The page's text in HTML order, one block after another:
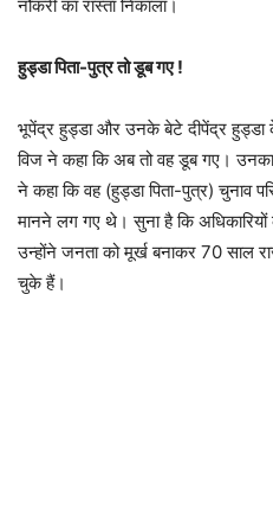
नौकरी का रास्ता निकाला।
हुड्डा पिता-पुत्र तो डूब गए !
भूपेंद्र हुड्डा और उनके बेटे दीपेंद्र
विज ने कहा कि अब तो वह डूब गए।
ने कहा कि वह (हुड्डा पिता-पुत्र) चुनाव
मानने लग गए थे। सुना है कि
उन्होंने जनता को मूर्ख बनाकर 70 साल
चुके हैं।